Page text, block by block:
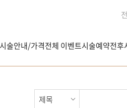
시술안내/가격전체 이벤트시술예약전후